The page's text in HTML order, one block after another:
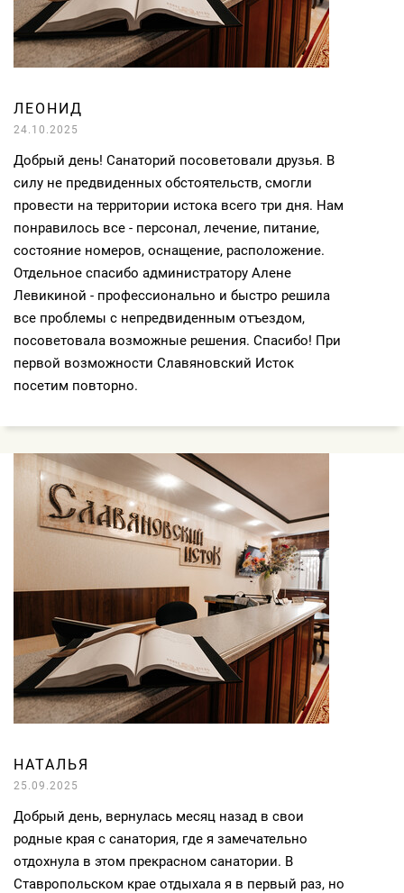
ЛЕОНИД
24.10.2025
Добрый день! Санаторий посоветовали друзья. В
силу не предвиденных обстоятельств, смогли
провести на территории истока всего три дня. Нам
понравилось все - персонал, лечение, питание,
состояние номеров, оснащение, расположение.
Отдельное спасибо администратору Алене
Левикиной - профессионально и быстро решила
все проблемы с непредвиденным отъездом,
посоветовала возможные решения. Спасибо! При
первой возможности Славяновский Исток
посетим повторно.
НАТАЛЬЯ
25.09.2025
Добрый день, вернулась месяц назад в свои
родные края с санатория, где я замечательно
отдохнула в этом прекрасном санатории. В
Ставропольском крае отдыхала я в первый раз, но